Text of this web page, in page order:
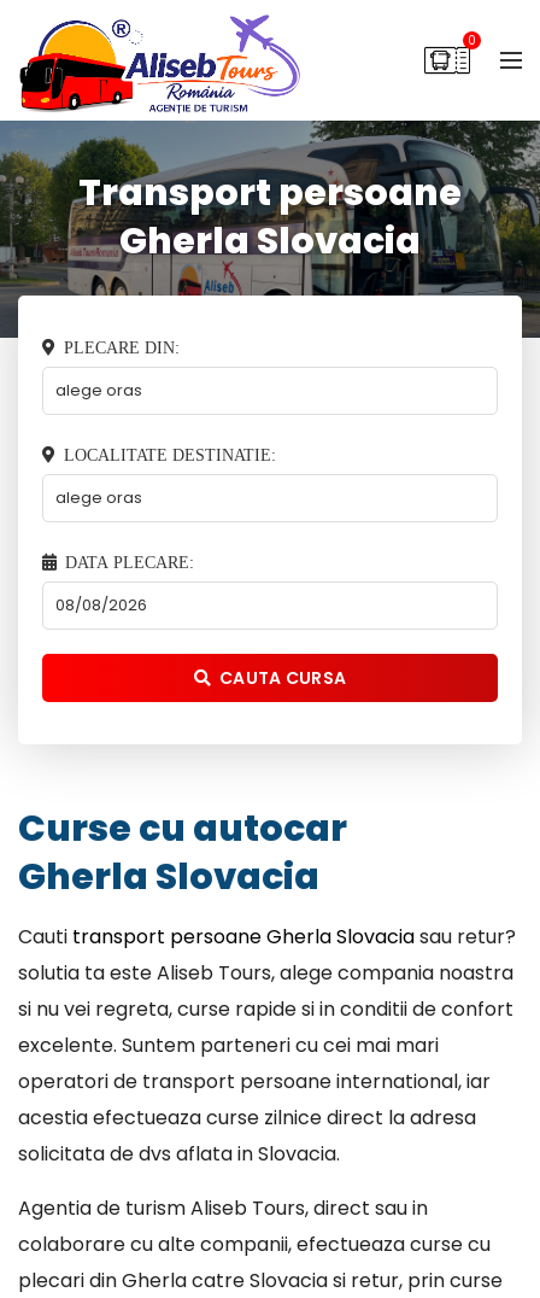
0
Transport persoane
Gherla Slovacia
PLECARE DIN:
LOCALITATE DESTINATIE:
DATA PLECARE:
CAUTA CURSA
Curse cu autocar
Gherla Slovacia
Cauti transport persoane Gherla Slovaciasau retur?
solutia ta este Aliseb Tours, alege compania noastra
si nu vei regreta, curse rapide si in conditii de confort
excelente. Suntem parteneri cu cei mai mari
operatori de transport persoane international, iar
acestia efectueaza curse zilnice direct la adresa
solicitata de dvs aflata in Slovacia.
Agentia de turism Aliseb Tours, direct sau in
colaborare cu alte companii, efectueaza curse cu
plecari din Gherla catre Slovacia si retur, prin curse